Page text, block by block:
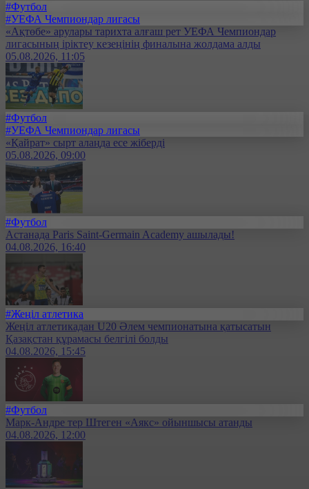
#Футбол
#УЕФА Чемпиондар лигасы
«Ақтөбе» арулары тарихта алғаш рет УЕФА Чемпиондар
лигасының іріктеу кезеңінің финалына жолдама алды
05.08.2026, 11:05
#Футбол
#УЕФА Чемпиондар лигасы
«Қайрат» сырт алаңда есе жіберді
05.08.2026, 09:00
#Футбол
Астанада Paris Saint-Germain Academy ашылады!
04.08.2026, 16:40
#Жеңіл атлетика
Жеңіл атлетикадан U20 Әлем чемпионатына қатысатын
Қазақстан құрамасы белгілі болды
04.08.2026, 15:45
#Футбол
Марк-Андре тер Штеген «Аякс» ойыншысы атанды
04.08.2026, 12:00